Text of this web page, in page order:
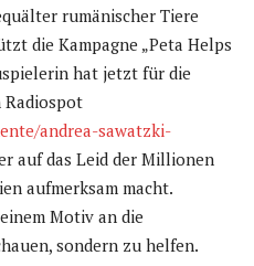
rumänischer Tiere
die Kampagne „Peta Helps
hat jetzt für die
andrea-sawatzki-
auf das Leid der Millionen
aufmerksam macht.
Motiv an die
sondern zu helfen.